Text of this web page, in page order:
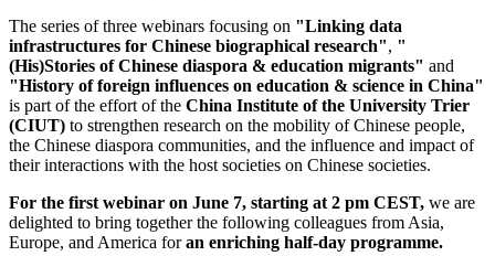
The series of three webinars focusing on "Linking data
infrastructures for Chinese biographical research", "
(His)Stories of Chinese diaspora & education migrants" and
"History of foreign influences on education & science in China"
is part of the effort of the China Institute of the University Trier
(CIUT) to strengthen research on the mobility of Chinese people,
the Chinese diaspora communities, and the influence and impact of
their interactions with the host societies on Chinese societies.
For the first webinar on June 7, starting at 2 pm CEST, we are
delighted to bring together the following colleagues from Asia,
Europe, and America foran enriching half-day programme.